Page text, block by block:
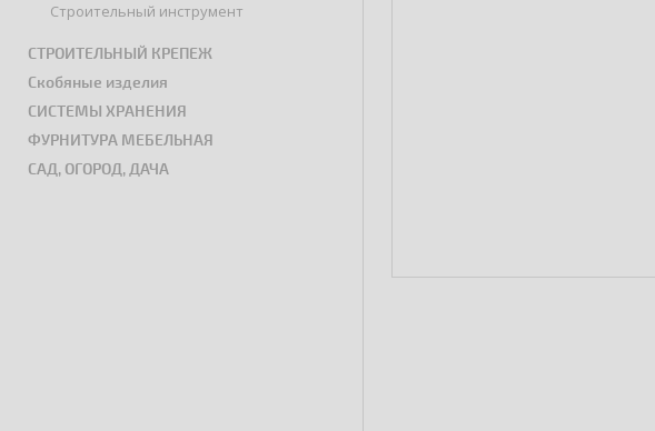
Строительный инструмент
СТРОИТЕЛЬНЫЙ КРЕПЕЖ
Скобяные изделия
СИСТЕМЫ ХРАНЕНИЯ
ФУРНИТУРА МЕБЕЛЬНАЯ
САД, ОГОРОД, ДАЧА